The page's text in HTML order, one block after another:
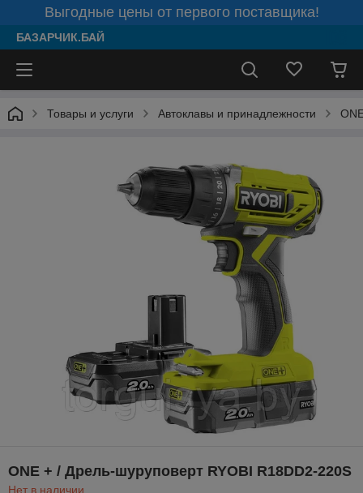
Выгодные цены от первого поставщика!
БАЗАРЧИК.БАЙ
Товары и услуги Автоклавы и принадлежности
ONE + / Дрель-шуруповерт RYOBI R18DD2-220S
Нет в наличии